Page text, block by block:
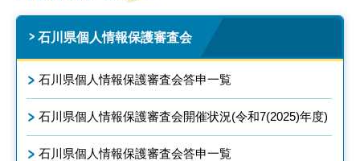
石川県個人情報保護審査会
石川県個人情報保護審査会答申一覧
石川県個人情報保護審査会開催状況(令和7(2025)年度)
石川県個人情報保護審査会答申一覧